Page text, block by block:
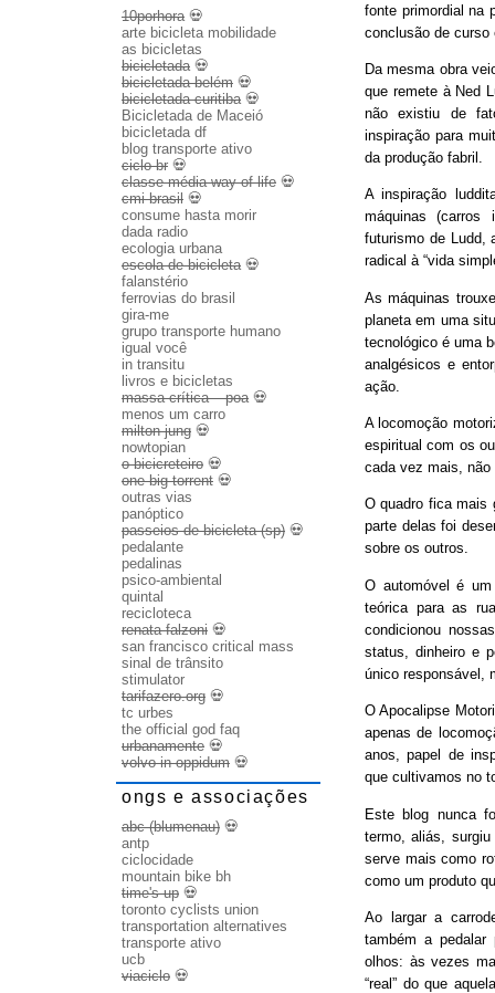
fonte primordial na
conclusão de curso
Da mesma obra
que remete à Ned
não existiu de
inspiração para
da produção fabril.
A inspiração
máquinas (carros
futurismo de Ludd,
radical à “vida
As máquinas
planeta em uma
tecnológico é uma
analgésicos e
ação.
A locomoção
espiritual com os
cada vez mais,
O quadro fica mais
parte delas foi
sobre os outros.
O automóvel é
teórica para as
condicionou
status, dinheiro e
único responsável,
O Apocalipse
apenas de
anos, papel de
que cultivamos no
Este blog nunca
termo, aliás,
serve mais como
como um produto
Ao largar a
também a pedalar
olhos: às vezes
“real” do que
10porhora💀
arte bicicleta mobilidade
as bicicletas
bicicletada💀
bicicletada belém 💀
bicicletada curitiba💀
Bicicletada de Maceió
bicicletada df
blog transporte ativo
ciclo br 💀
classe média way of life 💀
cmi brasil 💀
consume hasta morir
dada radio
ecologia urbana
escola de bicicleta💀
falanstério
ferrovias do brasil
gira-me
grupo transporte humano
igual você
in transitu
livros e bicicletas
massa crítica – poa💀
menos um carro
milton jung 💀
nowtopian
o bicicreteiro 💀
one big torrent 💀
outras vias
panóptico
passeios de bicicleta (sp) 💀
pedalante
pedalinas
psico-ambiental
quintal
recicloteca
renata falzoni 💀
san francisco critical mass
sinal de trânsito
stimulator
tarifazero.org 💀
tc urbes
the official god faq
urbanamente 💀
volvo in oppidum 💀
ongs e associações
abc (blumenau) 💀
antp
ciclocidade
mountain bike bh
time's up 💀
toronto cyclists union
transportation alternatives
transporte ativo
ucb
viaciclo 💀